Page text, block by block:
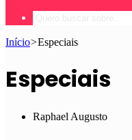
Início>Especiais
Especiais
Raphael Augusto